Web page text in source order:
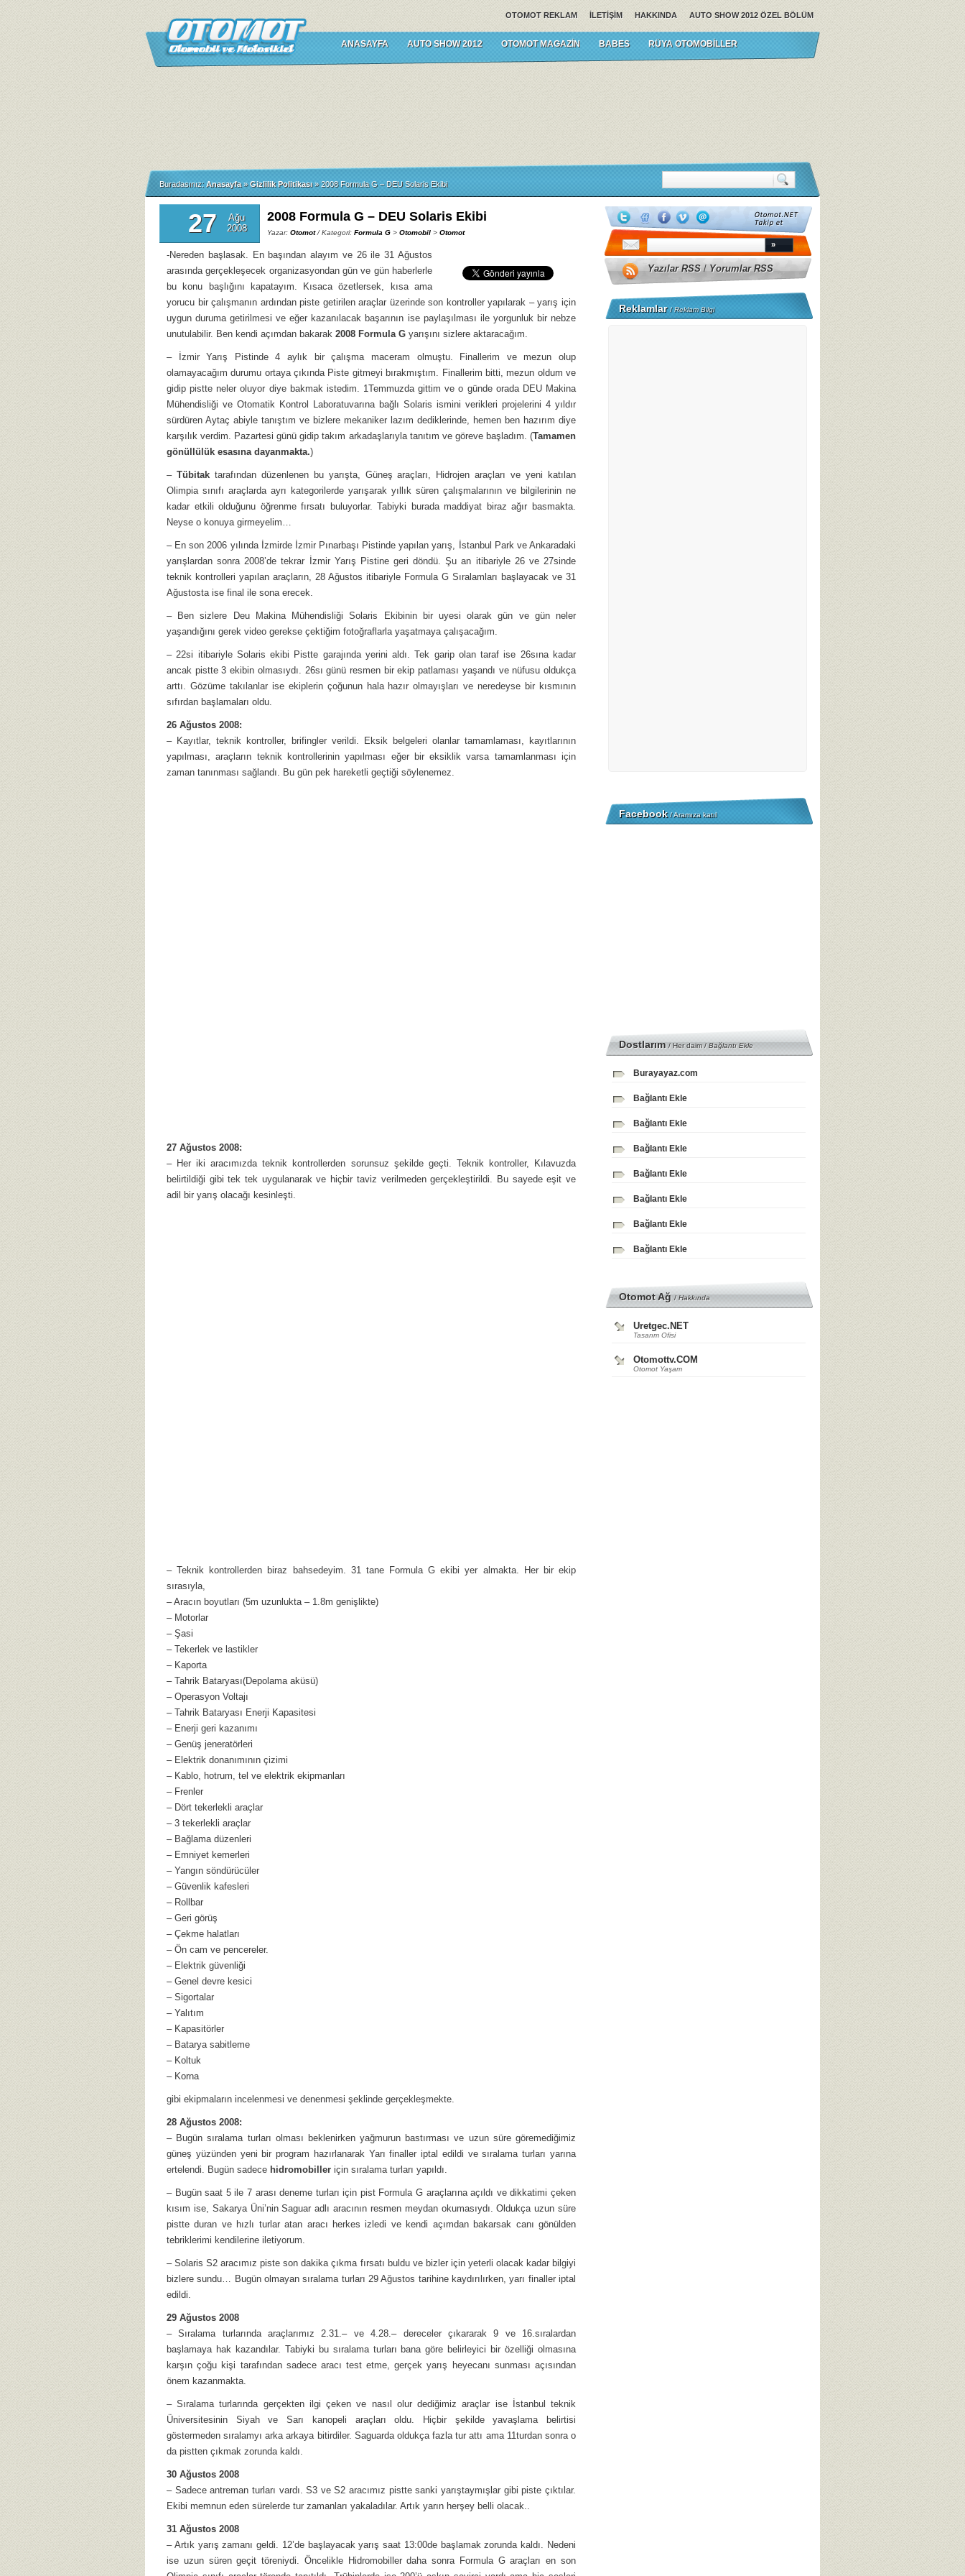
AUTO SHOW 2012 ÖZEL BÖLÜM
HAKKINDA
İLETIŞIM
OTOMOT REKLAM
ANASAYFA AUTO SHOW 2012 OTOMOT MAGAZIN BABES RÜYA OTOMOBILLER
Buradasınız: Anasayfa » Gizlilik Politikası » 2008 Formula G – DEU Solaris Ekibi
27
Ağu
2008
2008 Formula G – DEU Solaris Ekibi
Yazar: Otomot/ Kategori: Formula G > Otomobil > Otomot
-Nereden başlasak. En başından alayım ve 26 ile 31 Ağustos
arasında gerçekleşecek organizasyondan gün ve gün haberlerle
bu konu başlığını kapatayım. Kısaca özetlersek, kısa ama
yorucu bir çalışmanın ardından piste getirilen araçlar üzerinde son kontroller yapılarak – yarış için
uygun duruma getirilmesi ve eğer kazanılacak başarının ise paylaşılması ile yorgunluk bir nebze
unutulabilir. Ben kendi açımdan bakarak 2008 Formula G yarışını sizlere aktaracağım.
– İzmir Yarış Pistinde 4 aylık bir çalışma maceram olmuştu. Finallerim ve mezun olup
olamayacağım durumu ortaya çıkında Piste gitmeyi bırakmıştım. Finallerim bitti, mezun oldum ve
gidip pistte neler oluyor diye bakmak istedim. 1Temmuzda gittim ve o günde orada DEU Makina
Mühendisliği ve Otomatik Kontrol Laboratuvarına bağlı Solaris ismini verikleri projelerini 4 yıldır
sürdüren Aytaç abiyle tanıştım ve bizlere mekaniker lazım dediklerinde, hemen ben hazırım diye
karşılık verdim. Pazartesi günü gidip takım arkadaşlarıyla tanıtım ve göreve başladım. (Tamamen
gönüllülük esasına dayanmakta.)
– Tübitak tarafından düzenlenen bu yarışta, Güneş araçları, Hidrojen araçları ve yeni katılan
Olimpia sınıfı araçlarda ayrı kategorilerde yarışarak yıllık süren çalışmalarının ve bilgilerinin ne
kadar etkili olduğunu öğrenme fırsatı buluyorlar. Tabiyki burada maddiyat biraz ağır basmakta.
Neyse o konuya girmeyelim…
– En son 2006 yılında İzmirde İzmir Pınarbaşı Pistinde yapılan yarış, İstanbul Park ve Ankaradaki
yarışlardan sonra 2008’de tekrar İzmir Yarış Pistine geri döndü. Şu an itibariyle 26 ve 27sinde
teknik kontrolleri yapılan araçların, 28 Ağustos itibariyle Formula G Sıralamları başlayacak ve 31
Ağustosta ise final ile sona erecek.
– Ben sizlere Deu Makina Mühendisliği Solaris Ekibinin bir uyesi olarak gün ve gün neler
yaşandığını gerek video gerekse çektiğim fotoğraflarla yaşatmaya çalışacağım.
– 22si itibariyle Solaris ekibi Pistte garajında yerini aldı. Tek garip olan taraf ise 26sına kadar
ancak pistte 3 ekibin olmasıydı. 26sı günü resmen bir ekip patlaması yaşandı ve nüfusu oldukça
arttı. Gözüme takılanlar ise ekiplerin çoğunun hala hazır olmayışları ve neredeyse bir kısmının
sıfırdan başlamaları oldu.
26 Ağustos 2008:
– Kayıtlar, teknik kontroller, brifingler verildi. Eksik belgeleri olanlar tamamlaması, kayıtlarının
yapılması, araçların teknik kontrollerinin yapılması eğer bir eksiklik varsa tamamlanması için
zaman tanınması sağlandı. Bu gün pek hareketli geçtiği söylenemez.
27 Ağustos 2008:
– Her iki aracımızda teknik kontrollerden sorunsuz şekilde geçti. Teknik kontroller, Kılavuzda
belirtildiği gibi tek tek uygulanarak ve hiçbir taviz verilmeden gerçekleştirildi. Bu sayede eşit ve
adil bir yarış olacağı kesinleşti.
– Teknik kontrollerden biraz bahsedeyim. 31 tane Formula G ekibi yer almakta. Her bir ekip
sırasıyla,
– Aracın boyutları (5m uzunlukta – 1.8m genişlikte)
– Motorlar
– Şasi
– Tekerlek ve lastikler
– Kaporta
– Tahrik Bataryası(Depolama aküsü)
– Operasyon Voltajı
– Tahrik Bataryası Enerji Kapasitesi
– Enerji geri kazanımı
– Genüş jeneratörleri
– Elektrik donanımının çizimi
– Kablo, hotrum, tel ve elektrik ekipmanları
– Frenler
– Dört tekerlekli araçlar
– 3 tekerlekli araçlar
– Bağlama düzenleri
– Emniyet kemerleri
– Yangın söndürücüler
– Güvenlik kafesleri
– Rollbar
– Geri görüş
– Çekme halatları
– Ön cam ve pencereler.
– Elektrik güvenliği
– Genel devre kesici
– Sigortalar
– Yalıtım
– Kapasitörler
– Batarya sabitleme
– Koltuk
– Korna
gibi ekipmaların incelenmesi ve denenmesi şeklinde gerçekleşmekte.
28 Ağustos 2008:
– Bugün sıralama turları olması beklenirken yağmurun bastırması ve uzun süre göremediğimiz
güneş yüzünden yeni bir program hazırlanarak Yarı finaller iptal edildi ve sıralama turları yarına
ertelendi. Bugün sadece hidromobiller için sıralama turları yapıldı.
– Bugün saat 5 ile 7 arası deneme turları için pist Formula G araçlarına açıldı ve dikkatimi çeken
kısım ise, Sakarya Üni’nin Saguar adlı aracının resmen meydan okumasıydı. Oldukça uzun süre
pistte duran ve hızlı turlar atan aracı herkes izledi ve kendi açımdan bakarsak canı gönülden
tebriklerimi kendilerine iletiyorum.
– Solaris S2 aracımız piste son dakika çıkma fırsatı buldu ve bizler için yeterli olacak kadar bilgiyi
bizlere sundu… Bugün olmayan sıralama turları 29 Ağustos tarihine kaydırılırken, yarı finaller iptal
edildi.
29 Ağustos 2008
– Sıralama turlarında araçlarımız 2.31.– ve 4.28.– dereceler çıkararak 9 ve 16.sıralardan
başlamaya hak kazandılar. Tabiyki bu sıralama turları bana göre belirleyici bir özelliği olmasına
karşın çoğu kişi tarafından sadece aracı test etme, gerçek yarış heyecanı sunması açısından
önem kazanmakta.
– Sıralama turlarında gerçekten ilgi çeken ve nasıl olur dediğimiz araçlar ise İstanbul teknik
Üniversitesinin Siyah ve Sarı kanopeli araçları oldu. Hiçbir şekilde yavaşlama belirtisi
göstermeden sıralamyı arka arkaya bitirdiler. Saguarda oldukça fazla tur attı ama 11turdan sonra o
da pistten çıkmak zorunda kaldı.
30 Ağustos 2008
– Sadece antreman turları vardı. S3 ve S2 aracımız pistte sanki yarıştaymışlar gibi piste çıktılar.
Ekibi memnun eden sürelerde tur zamanları yakaladılar. Artık yarın herşey belli olacak..
31 Ağustos 2008
– Artık yarış zamanı geldi. 12’de başlayacak yarış saat 13:00de başlamak zorunda kaldı. Nedeni
ise uzun süren geçit töreniydi. Öncelikle Hidromobiller daha sonra Formula G araçları en son
Yazılar RSS/Yorumlar RSS
Reklamlar/Reklam Bilgi
Facebook/ Aramıza katıl
Dostlarım/ Her daim /Bağlantı Ekle
Burayayaz.com
Bağlantı Ekle
Bağlantı Ekle
Bağlantı Ekle
Bağlantı Ekle
Bağlantı Ekle
Bağlantı Ekle
Bağlantı Ekle
Otomot Ağ/Hakkında
Uretgec.NET
Tasarım Ofisi
Otomottv.COM
Otomot Yaşam